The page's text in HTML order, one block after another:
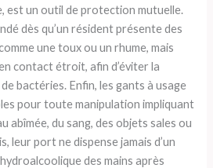
est un outil de protection mutuelle.
dès qu’un résident présente des
une toux ou un rhume, mais
contact étroit, afin d’éviter la
bactéries. Enfin, les gants à usage
pour toute manipulation impliquant
abîmée, du sang, des objets sales ou
leur port ne dispense jamais d’un
des mains après